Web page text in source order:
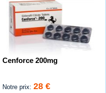
Cenforce 200mg
Notre prix: 28 €